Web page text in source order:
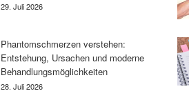
29. Juli 2026
Phantomschmerzen verstehen:
Entstehung, Ursachen und moderne
Behandlungsmöglichkeiten
28. Juli 2026